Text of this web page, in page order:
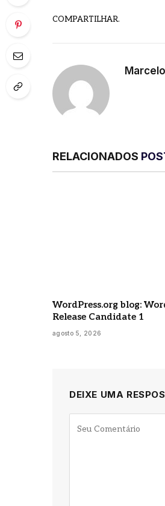
COMPARTILHAR.
RELACIONADOS
WordPress.org blog:
Release Candidate 1
agosto 5, 2026
DEIXE UMA